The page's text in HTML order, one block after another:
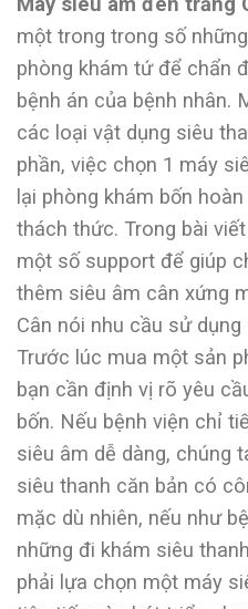
một trong trong số
phòng khám tứ để chẩn
bệnh án của bệnh nhân.
các loại vật dụng siêu
phần, việc chọn 1 máy
lại phòng khám bốn
thách thức. Trong bài
một số support để giúp
thêm siêu âm cân xứng
Cân nói nhu cầu sử dụng
Trước lúc mua một sản
bạn cần định vị rõ yêu
bốn. Nếu bệnh viện chỉ
siêu âm dễ dàng, chúng
siêu thanh căn bản có
mặc dù nhiên, nếu như
những đi khám siêu
phải lựa chọn một máy